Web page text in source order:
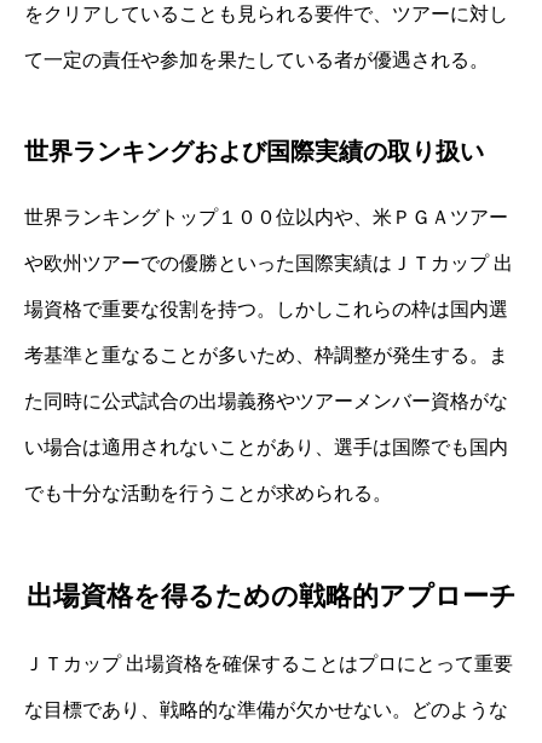
をクリアしていることも見られる要件で、ツアーに対し
て一定の責任や参加を果たしている者が優遇される。
世界ランキングおよび国際実績の取り扱い
世界ランキングトップ１００位以内や、米ＰＧＡツアー
や欧州ツアーでの優勝といった国際実績はＪＴカップ 出
場資格で重要な役割を持つ。しかしこれらの枠は国内選
考基準と重なることが多いため、枠調整が発生する。ま
た同時に公式試合の出場義務やツアーメンバー資格がな
い場合は適用されないことがあり、選手は国際でも国内
でも十分な活動を行うことが求められる。
出場資格を得るための戦略的アプローチ
ＪＴカップ 出場資格を確保することはプロにとって重要
な目標であり、戦略的な準備が欠かせない。どのような